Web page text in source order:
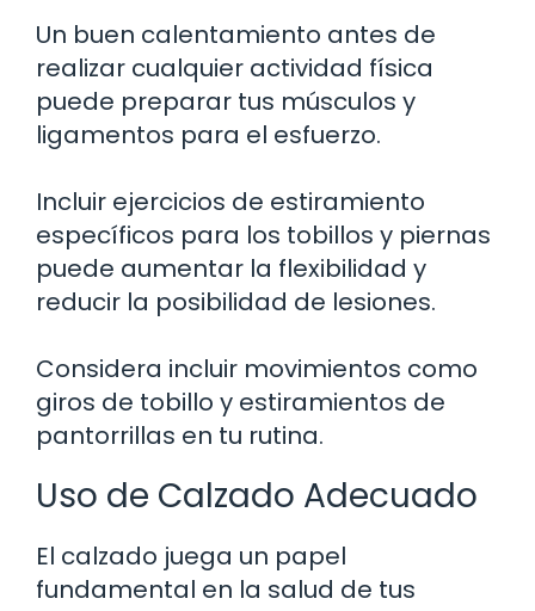
Un buen calentamiento antes de
realizar cualquier actividad física
puede preparar tus músculos y
ligamentos para el esfuerzo.
Incluir ejercicios de estiramiento
específicos para los tobillos y piernas
puede aumentar la flexibilidad y
reducir la posibilidad de lesiones.
Considera incluir movimientos como
giros de tobillo y estiramientos de
pantorrillas en tu rutina.
Uso de Calzado Adecuado
El calzado juega un papel
fundamental en la salud de tus